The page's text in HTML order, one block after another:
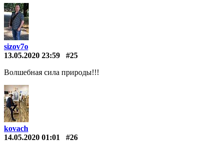
sizov7o
13.05.2020 23:59
#25
Волшебная сила природы!!!
kovach
14.05.2020 01:01
#26